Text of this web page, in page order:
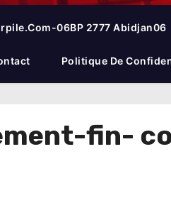
06BP 2777 Abidjan06
Politique De
fin-